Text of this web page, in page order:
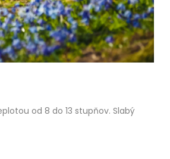
od 8 do 13 stupňov. Slabý